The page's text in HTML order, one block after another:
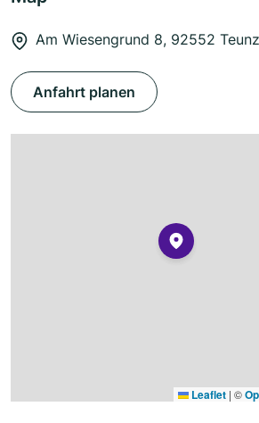
Am Wiesengrund 8, 92552 Teunz
Anfahrt planen
Leaflet | ©